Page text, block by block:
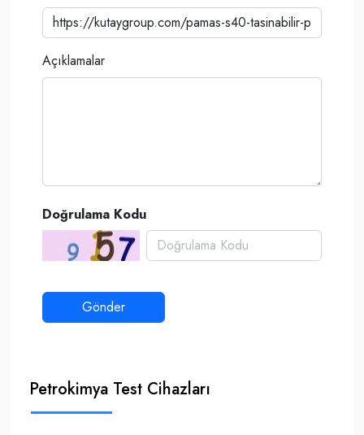
Açıklamalar
Doğrulama Kodu
Petrokimya Test Cihazları